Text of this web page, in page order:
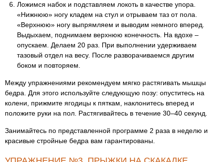
Ложимся набок и подставляем локоть в качестве упора.
«Нижнюю» ногу кладем на стул и отрываем таз от пола.
«Верхнюю» ногу выпрямляем и выводим немного вперед.
Выдыхаем, поднимаем верхнюю конечность. На вдохе –
опускаем. Делаем 20 раз. При выполнении удерживаем
тазовый отдел на весу. После разворачиваемся другим
боком и повторяем.
Между упражнениями рекомендуем мягко растягивать мышцы
бедра. Для этого используйте следующую позу: опуститесь на
колени, прижмите ягодицы к пяткам, наклонитесь вперед и
положите руки на пол. Растягивайтесь в течение 30–40 секунд.
Занимайтесь по представленной программе 2 раза в неделю и
красивые стройные бедра вам гарантированы.